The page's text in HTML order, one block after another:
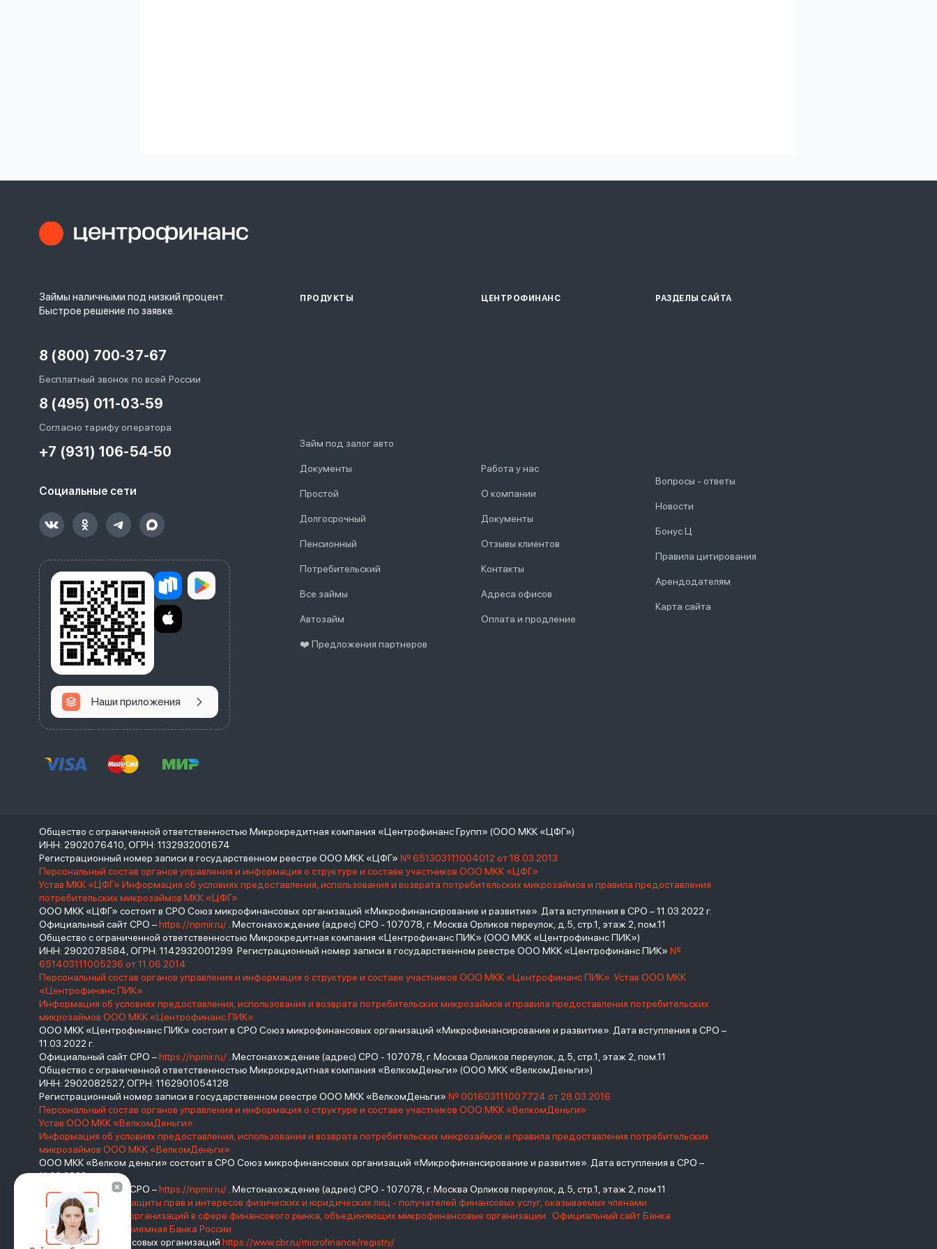
Займы наличными под низкий процент.
Быстрое решение по заявке.
8 (800) 700-37-67
Бесплатный звонок по всей России
8 (495) 011-03-59
Согласно тарифу оператора
+7 (931) 106-54-50
Социальные сети
Наши приложения
ПРОДУКТЫ
Займ под залог авто
Документы
Простой
Долгосрочный
Пенсионный
Потребительский
Все займы
Автозайм
❤️ Предложения партнеров
ЦЕНТРОФИНАНС
Работа у нас
О компании
Документы
Отзывы клиентов
Контакты
Адреса офисов
Оплата и продление
РАЗДЕЛЫ САЙТА
Вопросы - ответы
Новости
Бонус Ц
Правила цитирования
Арендодателям
Карта сайта
Общество с ограниченной ответственностью Микрокредитная компания «Центрофинанс Групп» (ООО МКК «ЦФГ»)
ИНН: 2902076410, ОГРН: 1132932001674
Регистрационный номер записи в государственном реестре ООО МКК «ЦФГ» № 651303111004012 от 18.03.2013
Персональный состав органов управления и информация о структуре и составе участников ООО МКК «ЦФГ»
Устав МКК «ЦФГ» Информация об условиях предоставления, использования и возврата потребительских микрозаймов и правила предоставления
потребительских микрозаймов МКК «ЦФГ»
ООО МКК «ЦФГ» состоит в СРО Союз микрофинансовых организаций «Микрофинансирование и развитие». Дата вступления в СРО – 11.03.2022 г.
Официальный сайт СРО –https://npmir.ru/ . Местонахождение (адрес) СРО - 107078, г. Москва Орликов переулок, д.5, стр.1, этаж 2, пом.11
Общество с ограниченной ответственностью Микрокредитная компания «Центрофинанс ПИК» (ООО МКК «Центрофинанс ПИК»)
ИНН: 2902078584, ОГРН: 1142932001299 Регистрационный номер записи в государственном реестре ООО МКК «Центрофинанс ПИК» №
651403111005236 от 11.06.2014
Персональный состав органов управления и информация о структуре и составе участников ООО МКК «Центрофинанс ПИК» Устав ООО МКК
«Центрофинанс ПИК»
Информация об условиях предоставления, использования и возврата потребительских микрозаймов и правила предоставления потребительских
микрозаймов ООО МКК «Центрофинанс ПИК»
ООО МКК «Центрофинанс ПИК» состоит в СРО Союз микрофинансовых организаций «Микрофинансирование и развитие». Дата вступления в СРО –
11.03.2022 г.
Официальный сайт СРО –https://npmir.ru/ . Местонахождение (адрес) СРО - 107078, г. Москва Орликов переулок, д.5, стр.1, этаж 2, пом.11
Общество с ограниченной ответственностью Микрокредитная компания «ВелкомДеньги» (ООО МКК «ВелкомДеньги»)
ИНН: 2902082527, ОГРН: 1162901054128
Регистрационный номер записи в государственном реестре ООО МКК «ВелкомДеньги» № 001603111007724 от 28.03.2016
Персональный состав органов управления и информация о структуре и составе участников ООО МКК «ВелкомДеньги»
Устав ООО МКК «ВелкомДеньги»
Информация об условиях предоставления, использования и возврата потребительских микрозаймов и правила предоставления потребительских
микрозаймов ООО МКК «ВелкомДеньги»
ООО МКК «Велком деньги» состоит в СРО Союз микрофинансовых организаций «Микрофинансирование и развитие». Дата вступления в СРО –
11.03.2022 г.
Официальный сайт СРО –https://npmir.ru/ . Местонахождение (адрес) СРО - 107078, г. Москва Орликов переулок, д.5, стр.1, этаж 2, пом.11
Базовый стандарт защиты прав и интересов физических и юридических лиц - получателей финансовых услуг, оказываемых членами
саморегулируемых организаций в сфере финансового рынка, объединяющих микрофинансовые организации
Официальный сайт Банка
РоссииИнтернет-приемная Банка России
Реестр микрофинансовых организаций https://www.cbr.ru/microfinance/registry/